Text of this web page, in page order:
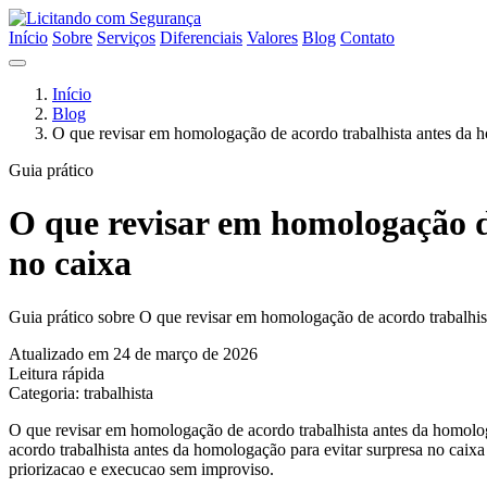
Início Sobre Serviços Diferenciais Valores Blog Contato
Início
Blog
O que revisar em homologação de acordo trabalhista antes da
Guia prático
O que revisar em
no caixa
Guia prático sobre O que revisar em homologação de acordo
Atualizado em 24 de março de 2026
Leitura rápida
Categoria: trabalhista
O que revisar em homologação de acordo trabalhista antes da
acordo trabalhista antes da homologação para evitar surpresa no
priorizacao e execucao sem improviso.